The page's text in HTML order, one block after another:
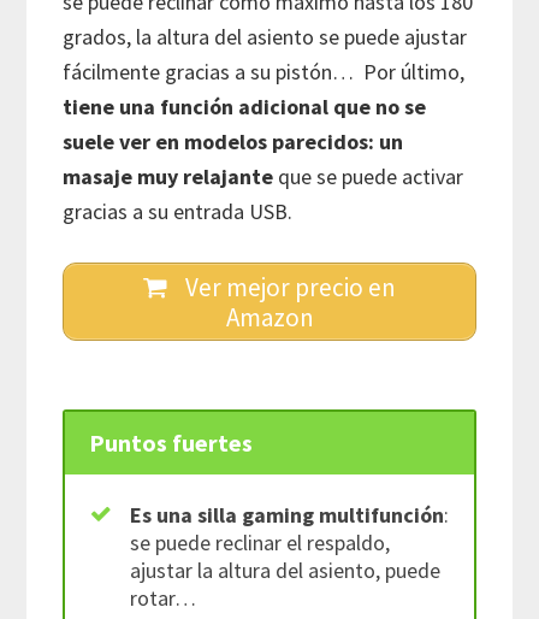
grados, la altura del asiento se puede ajustar
fácilmente gracias a su pistón… Por último,
tiene una función adicional que no se
suele ver en modelos parecidos: un
masaje muy relajante que se puede activar
gracias a su entrada USB.
Ver mejor precio en
Amazon
Puntos fuertes
Es una silla gaming multifunción:
se puede reclinar el respaldo,
ajustar la altura del asiento, puede
rotar…